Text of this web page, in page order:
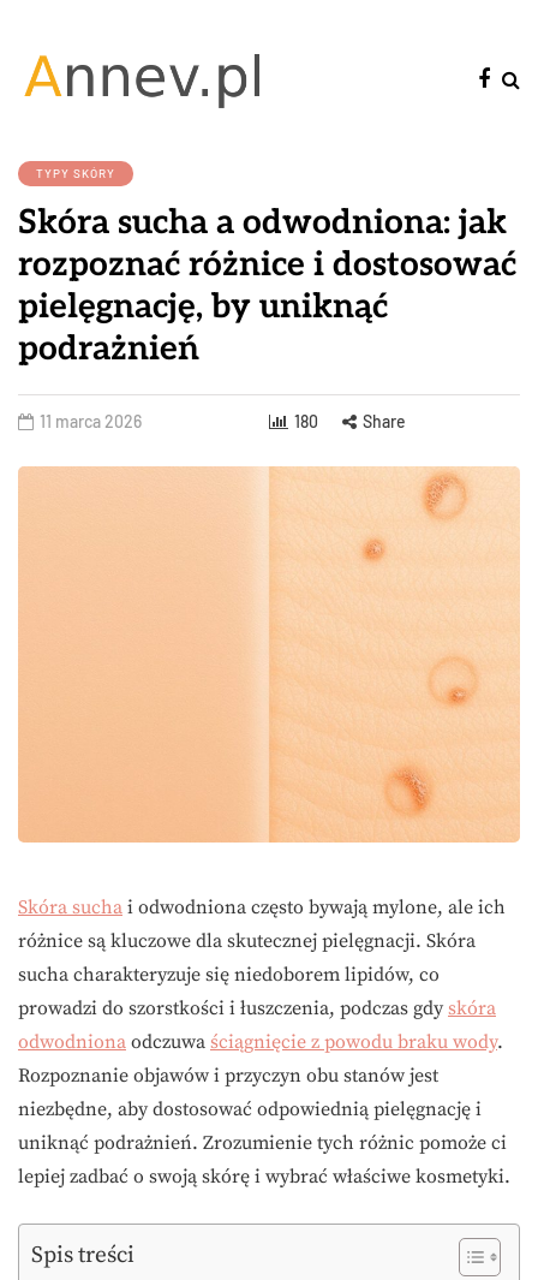
TYPY SKÓRY
Skóra sucha a odwodniona: jak
rozpoznać różnice i dostosować
pielęgnację, by uniknąć
podrażnień
11 marca 2026 180 Share
Skóra sucha i odwodniona często bywają mylone, ale ich
różnice są kluczowe dla skutecznej pielęgnacji. Skóra
sucha charakteryzuje się niedoborem lipidów, co
prowadzi do szorstkości i łuszczenia, podczas gdy skóra
odwodniona odczuwa ściągnięcie z powodu braku wody.
Rozpoznanie objawów i przyczyn obu stanów jest
niezbędne, aby dostosować odpowiednią pielęgnację i
uniknąć podrażnień. Zrozumienie tych różnic pomoże ci
lepiej zadbać o swoją skórę i wybrać właściwe kosmetyki.
Spis treści